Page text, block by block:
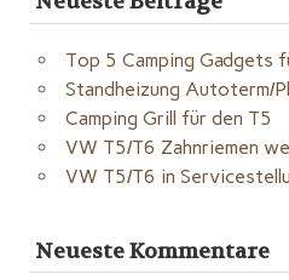
Top 5 Camping Gadgets
Standheizung Autoterm/
Camping Grill für den T5
VW T5/T6 Zahnriemen
VW T5/T6 in
Neueste Kommentare